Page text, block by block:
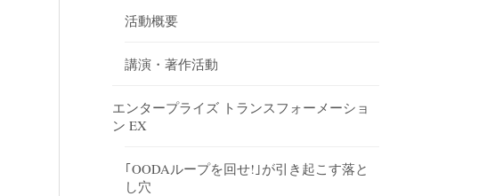
活動概要
講演・著作活動
エンタープライズ トランスフォーメーショ
ン EX
｢OODAループを回せ!｣が引き起こす落と
し穴